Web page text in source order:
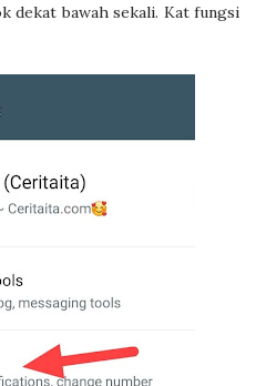
dekat bawah sekali. Kat fungsi